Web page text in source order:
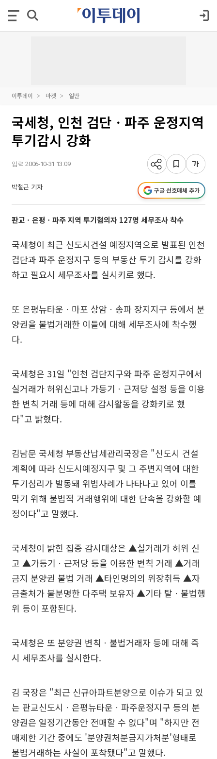
이투데이 마켓 일반
국세청, 인천 검단ㆍ파주 운정지역
투기감시 강화
입력 2006-10-31 13:09
박철근 기자 구글 선호매체 추가
판교ㆍ은평ㆍ파주 지역 투기혐의자 127명 세무조사 착수
국세청이 최근 신도시건설 예정지역으로 발표된 인천
검단과 파주 운정지구 등의 부동산 투기 감시를 강화
하고 필요시 세무조사를 실시키로 했다.
또 은평뉴타운ㆍ마포 상암ㆍ송파 장지지구 등에서 분
양권을 불법거래한 이들에 대해 세무조사에 착수했
다.
국세청은 31일 "인천 검단지구와 파주 운정지구에서
실거래가 허위신고나 가등기ㆍ근저당 설정 등을 이용
한 변칙 거래 등에 대해 감시활동을 강화키로 했
다"고 밝혔다.
김남문 국세청 부동산납세관리국장은 "신도시 건설
계획에 따라 신도시예정지구 및 그 주변지역에 대한
투기심리가 발동돼 위법사례가 나타나고 있어 이를
막기 위해 불법적 거래행위에 대한 단속을 강화할 예
정이다"고 말했다.
국세청이 밝힌 집중 감시대상은 ▲실거래가 허위 신
고 ▲가등기ㆍ근저당 등을 이용한 변칙 거래 ▲거래
금지 분양권 불법 거래 ▲타인명의의 위장취득 ▲자
금출처가 불분명한 다주택 보유자 ▲기타 탈ㆍ불법행
위 등이 포함된다.
국세청은 또 분양권 변칙ㆍ불법거래자 등에 대해 즉
시 세무조사를 실시한다.
김 국장은 "최근 신규아파트분양으로 이슈가 되고 있
는 판교신도시ㆍ은평뉴타운ㆍ파주운정지구 등의 분
양권은 일정기간동안 전매할 수 없다"며 "하지만 전
매제한 기간 중에도 '분양권처분금지가처분'형태로
불법거래하는 사실이 포착됐다"고 말했다.